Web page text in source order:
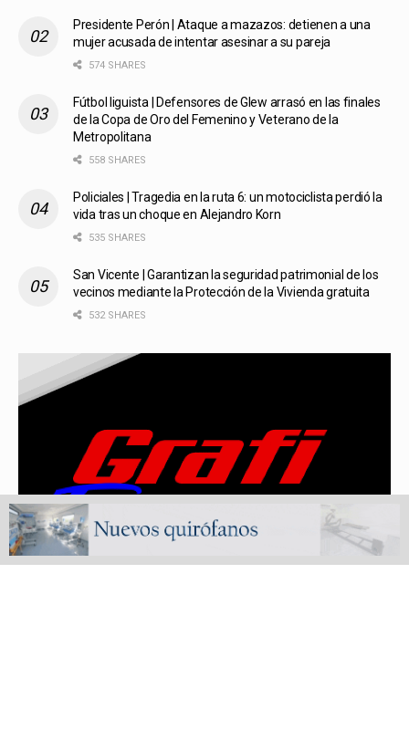
Presidente Perón | Ataque a mazazos: detienen a una
mujer acusada de intentar asesinar a su pareja
574 SHARES
Fútbol liguista | Defensores de Glew arrasó en las finales
de la Copa de Oro del Femenino y Veterano de la
Metropolitana
558 SHARES
Policiales | Tragedia en la ruta 6: un motociclista perdió la
vida tras un choque en Alejandro Korn
535 SHARES
San Vicente | Garantizan la seguridad patrimonial de los
vecinos mediante la Protección de la Vivienda gratuita
532 SHARES